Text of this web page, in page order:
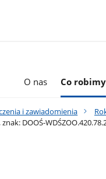
O nas Co robimy
i zawiadomienia
DOOŚ-